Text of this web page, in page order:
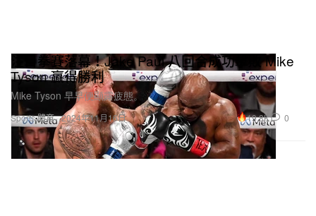
Sports 體育
注目拳賽落幕！Jake Paul 八回合成功擊敗 Mike
Tyson 贏得勝利
Mike Tyson 早早便顯露疲態。
2024年11月16日 19.8K 0